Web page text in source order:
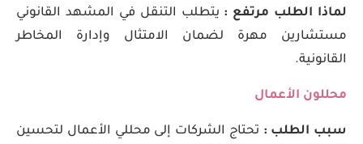
لماذا الطلب مرتفع : يتطلب التنقل في المشهد القانوني
مستشارين مهرة لضمان الامتثال وإدارة المخاطر
القانونية.
محللون الأعمال
سبب الطلب : تحتاج الشركات إلى محللي الأعمال لتحسين